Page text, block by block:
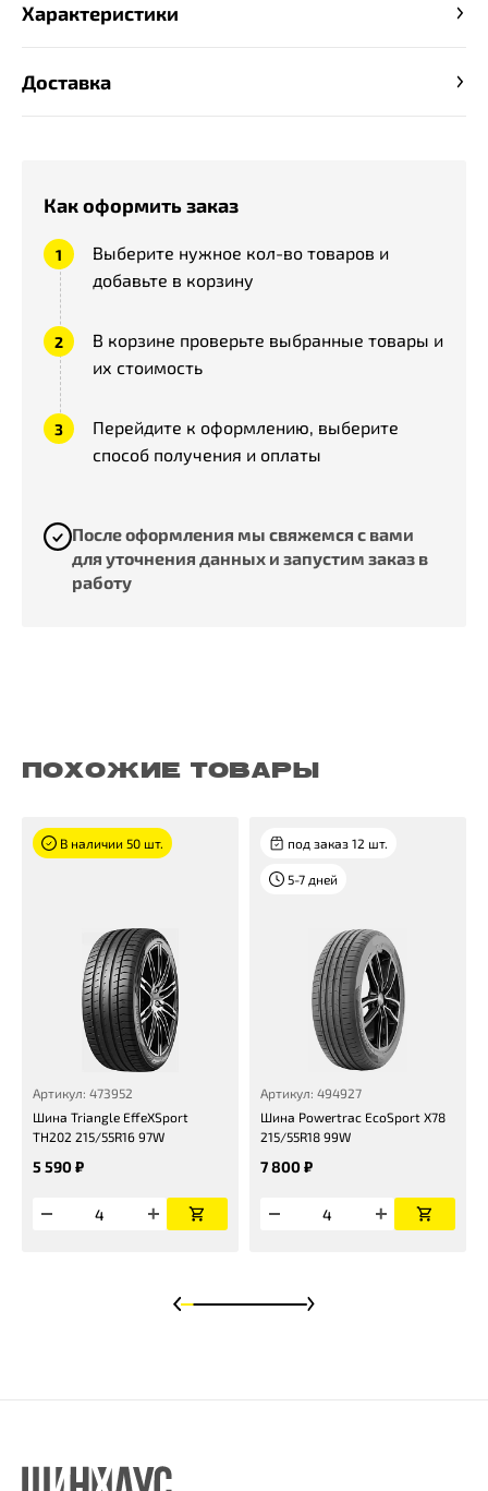
Как оформить заказ
Выберите нужное кол-во товаров и
добавьте в корзину
В корзине проверьте выбранные товары и
их стоимость
Перейдите к оформлению, выберите
способ получения и оплаты
После оформления мы свяжемся с вами
для уточнения данных и запустим заказ в
работу
Характеристики
Доставка
ПОХОЖИЕ ТОВАРЫ
В наличии 50 шт.
Артикул: 473952
Шина Triangle EffeXSport
TH202 215/55R16 97W
5 590 ₽
под заказ 12 шт.
5-7 дней
Артикул: 494927
Шина Powertrac EcoSport X78
215/55R18 99W
7 800 ₽